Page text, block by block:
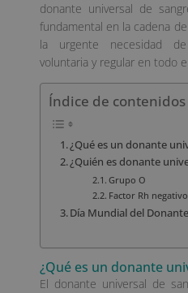
donante universal de
fundamental en la cadena
la urgente necesidad
voluntaria y regular en todo
Índice de contenidos
¿Qué es un donante
¿Quién es donante
Grupo O
Factor Rh negativo
Día Mundial del
¿Qué es un donante
El donante universal de